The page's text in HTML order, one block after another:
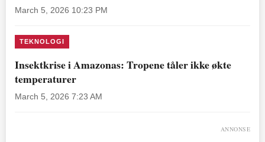
March 5, 2026 10:23 PM
TEKNOLOGI
Insektkrise i Amazonas: Tropene tåler ikke økte
temperaturer
March 5, 2026 7:23 AM
ANNONSE